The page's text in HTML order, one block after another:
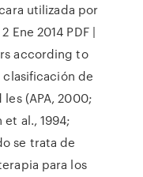
utilizada por
2014 PDF |
according to
de
(APA, 2000;
et al., 1994;
se trata de
para los